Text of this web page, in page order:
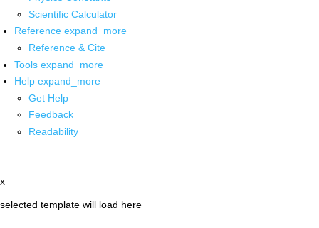
Scientific Calculator
Reference expand_more
Reference & Cite
Tools expand_more
Help expand_more
Get Help
Feedback
Readability
x
selected template will load here